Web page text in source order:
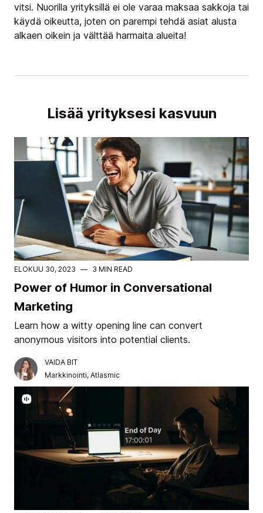
vitsi. Nuorilla yrityksillä ei ole varaa maksaa sakkoja tai
käydä oikeutta, joten on parempi tehdä asiat alusta
alkaen oikein ja välttää harmaita alueita!
Lisää yrityksesi kasvuun
ELOKUU 30, 2023 — 3 MIN READ
Power of Humor in Conversational
Marketing
Learn how a witty opening line can convert
anonymous visitors into potential clients.
VAIDA BIT
Markkinointi, Atlasmic